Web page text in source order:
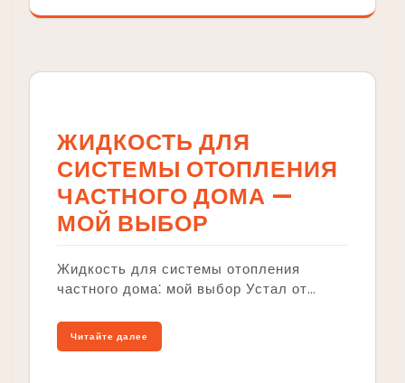
ЖИДКОСТЬ ДЛЯ
СИСТЕМЫ ОТОПЛЕНИЯ
ЧАСТНОГО ДОМА —
МОЙ ВЫБОР
Жидкость для системы отопления
частного дома⁚ мой выбор Устал от…
Читайте далее